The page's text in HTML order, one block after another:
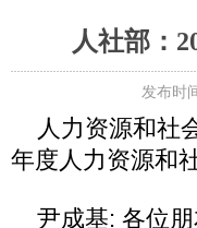
人社部：
发布时
人力资源和社
年度人力资源和
尹成基: 各位朋